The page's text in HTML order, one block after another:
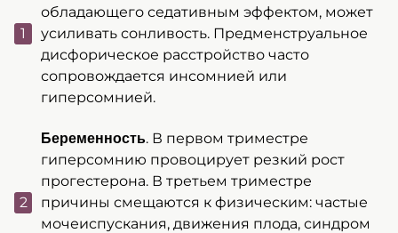
обладающего седативным эффектом, может
усиливать сонливость. Предменструальное
дисфорическое расстройство часто
сопровождается инсомнией или
гиперсомнией.
Беременность. В первом триместре
гиперсомнию провоцирует резкий рост
прогестерона. В третьем триместре
причины смещаются к физическим: частые
мочеиспускания, движения плода, синдром